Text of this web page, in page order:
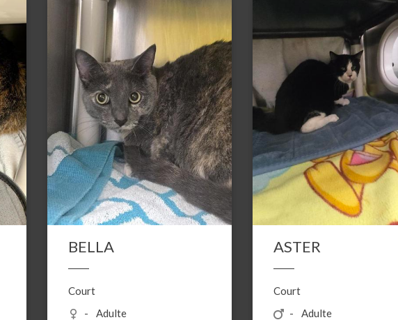
BELLA
Court
Adulte
ASTER
Court
Adulte